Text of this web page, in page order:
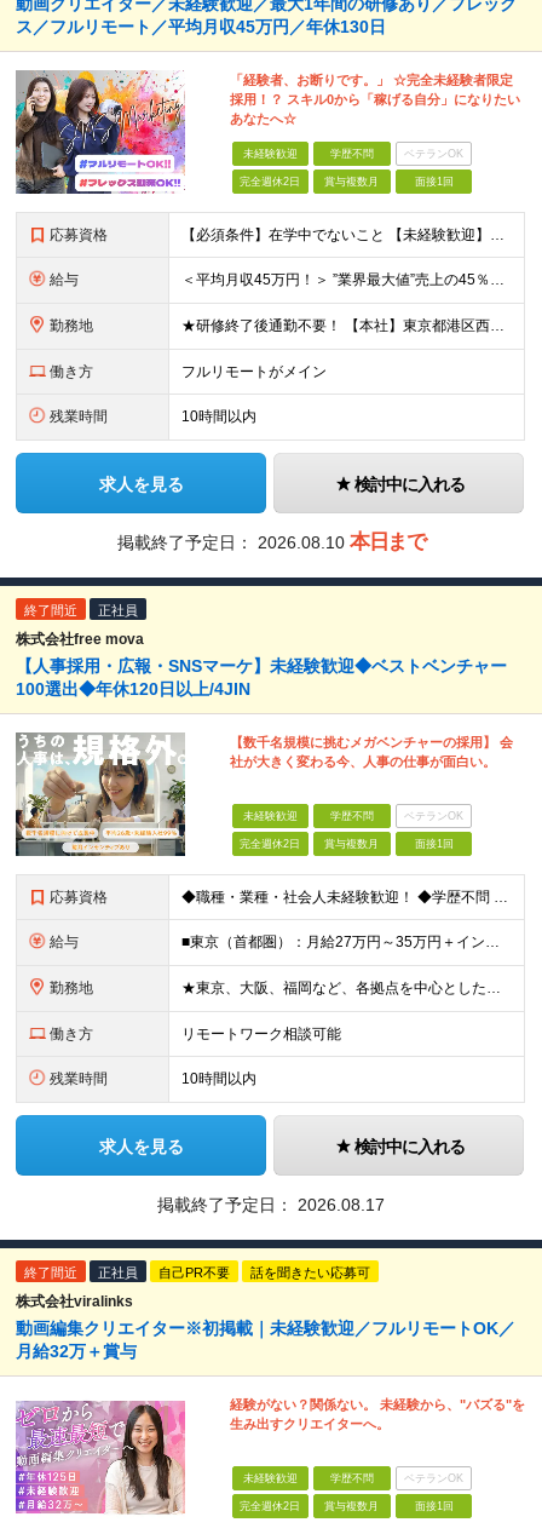
ス／フルリモート／平均月収45万円／年休130日
「経験者、お断りです。」 ☆完全未経験者限定
採用！？ スキル0から「稼げる自分」になりたい
あなたへ☆
未経験歓迎 学歴不問 ベテランOK
完全週休2日 賞与複数月 面接1回
応募資格 【必須条件】在学中でないこと 【未経験歓迎】学歴不問／職種未経験／業種未経験／第二新卒／ブランクOK ★未経験歓迎 ★第二新卒歓迎 ★異業種からの入社メンバー95％以上 ★学歴・経験不問 ★主夫・主
給与 ＜平均月収45万円！＞ ”業界最大値”売上の45％以上をそのまま支給。 ■研修期間後 月給25万円～75万円＋各種インセンティブ □研修期間 月給23.5万円＋PRインセンティブ（売上の45％還元
勤務地 ★研修終了後通勤不要！ 【本社】東京都港区西麻布1-2-14デュオ・スカーラ西麻布タワーウエスト 602号室 【品川支社】東京都品川区西五反田5-23-3BLOCKS目黒不動前3階 【大阪支社】大阪
働き方 フルリモートがメイン
残業時間 10時間以内
求人を見る 検討中に入れる
掲載終了予定日： 2026.08.10 本日まで
終了間近 正社員
株式会社free mova
【人事採用・広報・SNSマーケ】未経験歓迎◆ベストベンチャー
100選出◆年休120日以上/4JIN
【数千名規模に挑むメガベンチャーの採用】 会
社が大きく変わる今、人事の仕事が面白い。
未経験歓迎 学歴不問 ベテランOK
完全週休2日 賞与複数月 面接1回
応募資格 ◆職種・業種・社会人未経験歓迎！ ◆学歴不問 ◆34歳以下の方 ※若年層の長期キャリア形成のため ◎メンバーの99％が未経験入社 ◎人柄・ポテンシャル重視採用 ◎早期から活躍したい方大歓迎 経験や
給与 ■東京（首都圏）：月給27万円～35万円＋インセンティブ ■大阪：月給25万円～35万円＋インセンティブ ■その他地方：月給23万円～35万円＋インセンティブ ※上記の額には下記の固定残業代を含みま
勤務地 ★東京、大阪、福岡など、各拠点を中心とした全国採用 ★仙台、名古屋で積極採用中 ★希望に沿わない転勤なし ★U・Iターン歓迎 ■東京本社 東京都渋谷区道玄坂2-25-12 道玄坂通3階3-1a ■
働き方 リモートワーク相談可能
残業時間 10時間以内
求人を見る 検討中に入れる
掲載終了予定日： 2026.08.17
終了間近 正社員 自己PR不要 話を聞きたい応募可
株式会社viralinks
動画編集クリエイター※初掲載｜未経験歓迎／フルリモートOK／
月給32万＋賞与
経験がない？関係ない。 未経験から、"バズる"を
生み出すクリエイターへ。
未経験歓迎 学歴不問 ベテランOK
完全週休2日 賞与複数月 面接1回